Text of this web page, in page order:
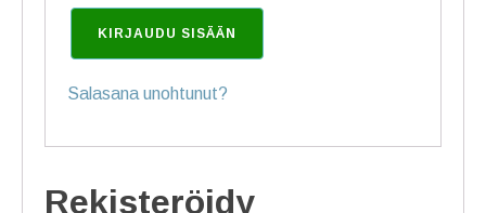
KIRJAUDU SISÄÄN
Salasana unohtunut?
Rekisteröidy